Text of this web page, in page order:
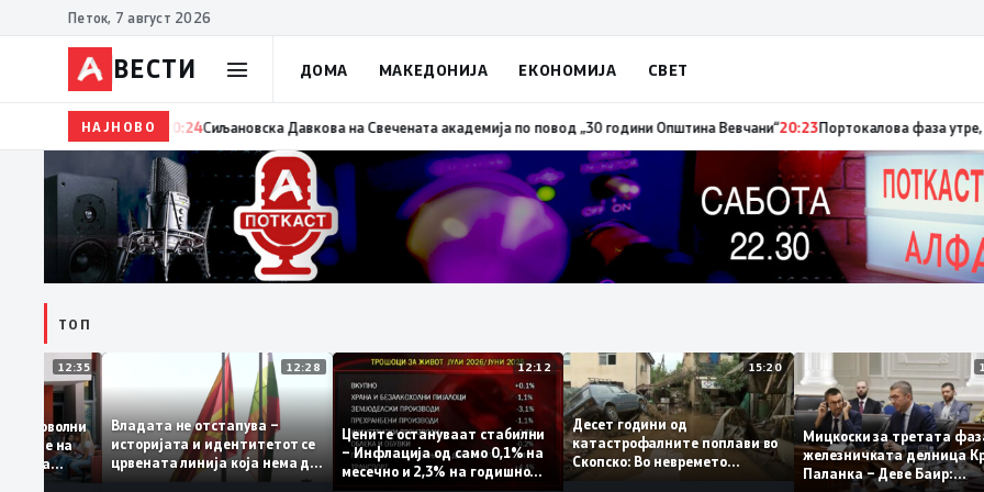
Петок, 7 август 2026
ВЕСТИ ДОМА МАКЕДОНИЈА ЕКОНОМИЈА СВЕТ
НАЈНОВО
20:24 Сиљановска Давкова на Свечената академија по повод „30 години Општина Вевчани“20:23Портокалова фаза утре,
ТОП
12:35
се задоволни
учениците на
12:28
Владата не отстапува –
историјата и идентитетот се
црвената линија која нема да
се погази
12:12
Цените остануваат стабилни
– Инфлација од само 0,1% на
месечно и 2,3% на годишно
15:20
Десет години од
катастрофалните поплави во
Скопско: Во невремето
Мицкоски за третата
железничката
Паланка – Деве Баир: